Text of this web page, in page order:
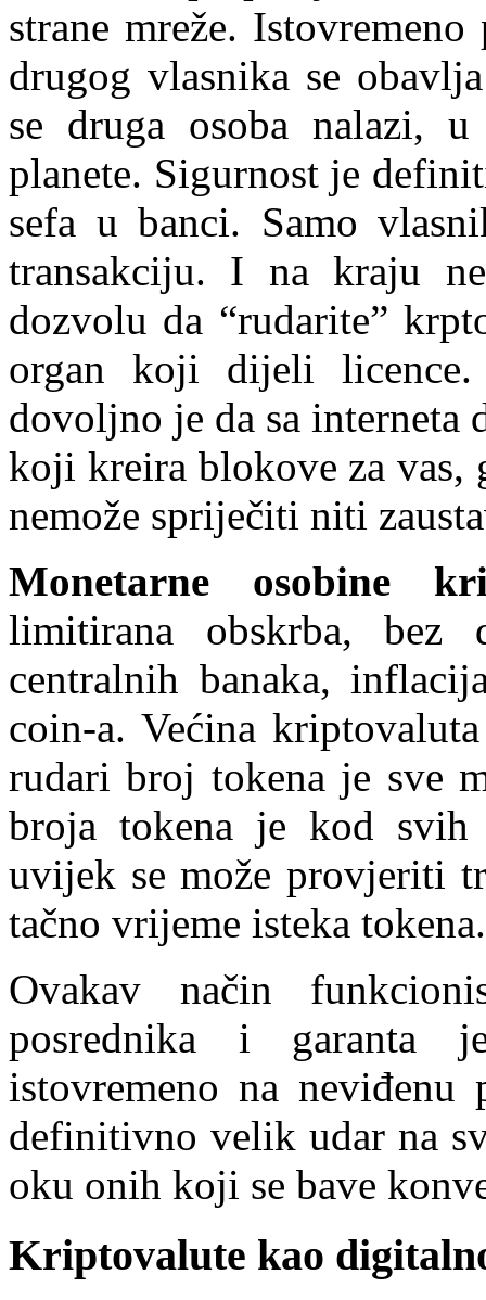
strane mreže.
drugog vlasnika se
se druga osoba nalazi,
planete. Sigurnost je
sefa u banci. Samo
transakciju. I na kraju
dozvolu da “rudarite”
organ koji dijeli
dovoljno je da sa interneta
koji kreira blokove za vas,
nemože spriječiti niti
Monetarne osobine
limitirana obskrba, bez
centralnih banaka,
coin-a. Većina
rudari broj tokena je sve
broja tokena je kod
uvijek se može provjeriti
tačno vrijeme isteka tokena.
Ovakav način
posrednika i garanta
istovremeno na
definitivno velik udar na
oku onih koji se bave
Kriptovalute kao